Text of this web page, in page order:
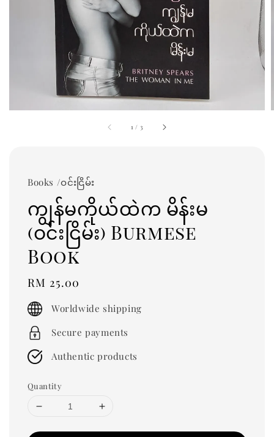
1 / 3
Books /ဝင်းငြိမ်း
ကျွန်မကိုယ်ထဲက မိန်းမ
(ဝင်းငြိမ်း) Burmese
Book
Regular
price
RM 25.00
Worldwide shipping
Secure payments
Authentic products
Quantity